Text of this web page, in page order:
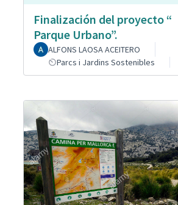
Finalización del proyecto “
Parque Urbano”.
ALFONS LAOSA ACEITERO
Parcs i Jardins Sostenibles